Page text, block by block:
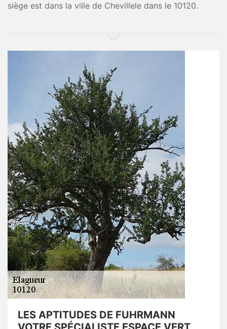
siège est dans la ville de Chevillele dans le 10120.
LES APTITUDES DE FUHRMANN